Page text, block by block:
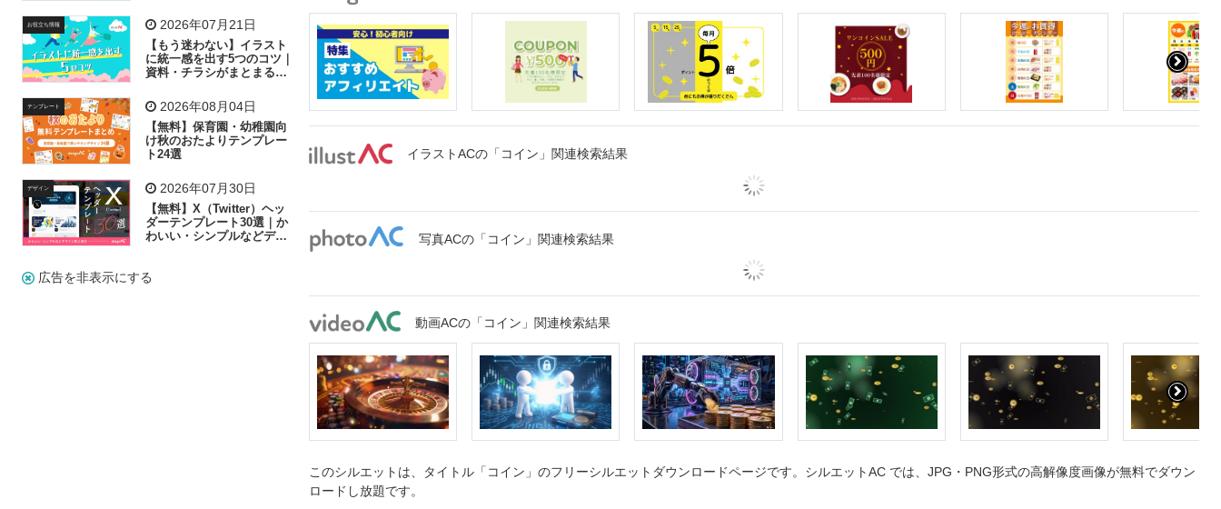
子供 作業員 相談 ピクトグラム
お役立ち情報 2026年07月21日
【もう迷わない】イラスト
に統一感を出す5つのコツ｜
資料・チラシがまとまるフ
テンプレート 2026年08月04日
【無料】保育園・幼稚園向
け秋のおたよりテンプレー
ト24選
デザイン 2026年07月30日
【無料】X（Twitter）ヘッ
ダーテンプレート30選｜か
わいい・シンプルなどデザ
広告を非表示にする
イラストACの「コイン」関連検索結果
写真ACの「コイン」関連検索結果
動画ACの「コイン」関連検索結果
このシルエットは、タイトル「コイン」のフリーシルエットダウンロードページです。シルエットAC では、JPG・PNG形式の高解像度画像が無料でダウン
ロードし放題です。